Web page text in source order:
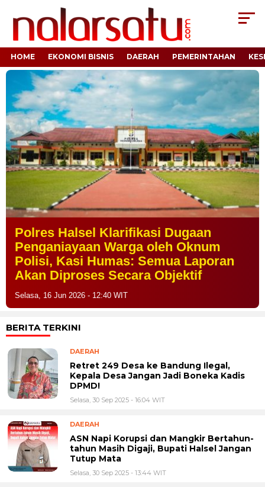
HOME EKONOMI BISNIS DAERAH PEMERINTAHAN
Polres Halsel Klarifikasi Dugaan
Penganiayaan Warga oleh Oknum
Polisi, Kasi Humas: Semua Laporan
Akan Diproses Secara Objektif
Selasa, 16 Jun 2026 - 12:40 WIT
BERITA TERKINI
DAERAH
Retret 249 Desa ke Bandung Ilegal,
Kepala Desa Jangan Jadi Boneka Kadis
DPMD!
Selasa, 30 Sep 2025 - 16:04 WIT
DAERAH
ASN Napi Korupsi dan Mangkir Bertahun-
tahun Masih Digaji, Bupati Halsel Jangan
Tutup Mata
Selasa, 30 Sep 2025 - 13:44 WIT